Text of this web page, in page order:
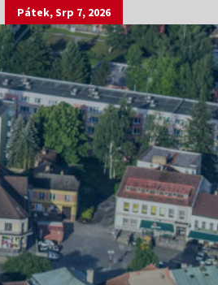
Pátek, Srp 7, 2026